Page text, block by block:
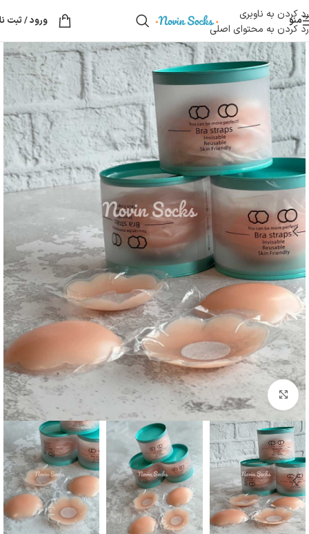
رد کردن به ناوبری
رد کردن به محتوای اصلی
منو ورود / ثبت
بزرگنمایی تصویر